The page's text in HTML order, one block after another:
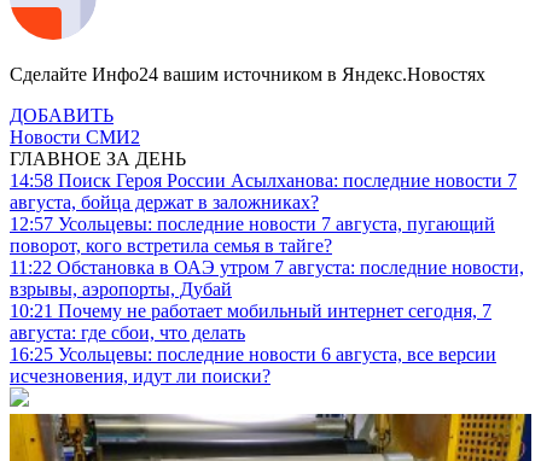
Сделайте Инфо24 вашим источником в Яндекс.Новостях
ДОБАВИТЬ
Новости СМИ2
ГЛАВНОЕ ЗА ДЕНЬ
14:58 Поиск Героя России Асылханова: последние новости 7
августа, бойца держат в заложниках?
12:57 Усольцевы: последние новости 7 августа, пугающий
поворот, кого встретила семья в тайге?
11:22 Обстановка в ОАЭ утром 7 августа: последние новости,
взрывы, аэропорты, Дубай
10:21 Почему не работает мобильный интернет сегодня, 7
августа: где сбои, что делать
16:25 Усольцевы: последние новости 6 августа, все версии
исчезновения, идут ли поиски?